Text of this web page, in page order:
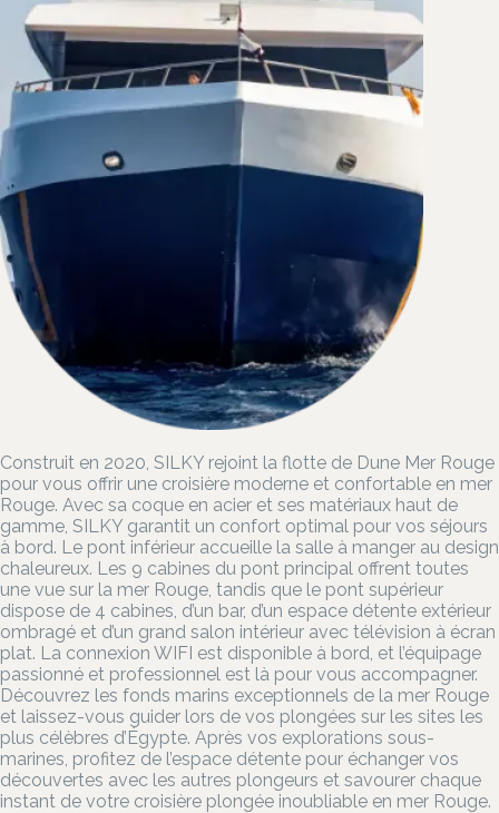
Construit en 2020, SILKY rejoint la flotte de Dune Mer Rouge
pour vous offrir une croisière moderne et confortable en mer
Rouge. Avec sa coque en acier et ses matériaux haut de
gamme, SILKY garantit un confort optimal pour vos séjours
à bord. Le pont inférieur accueille la salle à manger au design
chaleureux. Les 9 cabines du pont principal offrent toutes
une vue sur la mer Rouge, tandis que le pont supérieur
dispose de 4 cabines, d’un bar, d’un espace détente extérieur
ombragé et d’un grand salon intérieur avec télévision à écran
plat. La connexion WIFI est disponible à bord, et l’équipage
passionné et professionnel est là pour vous accompagner.
Découvrez les fonds marins exceptionnels de la mer Rouge
et laissez-vous guider lors de vos plongées sur les sites les
plus célèbres d’Égypte. Après vos explorations sous-
marines, profitez de l’espace détente pour échanger vos
découvertes avec les autres plongeurs et savourer chaque
instant de votre croisière plongée inoubliable en mer Rouge.